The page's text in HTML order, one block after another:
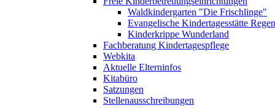
Waldkindergarten "Die Frischlinge"
Evangelische Kindertagesstätte
Kinderkrippe Wunderland
Fachberatung Kindertagespflege
Webkita
Aktuelle Elterninfos
Kitabüro
Satzungen
Stellenausschreibungen